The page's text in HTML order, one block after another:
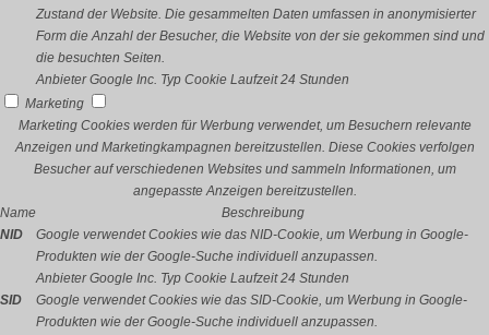
Zustand der Website. Die gesammelten Daten umfassen in anonymisierter
Form die Anzahl der Besucher, die Website von der sie gekommen sind und
die besuchten Seiten.
Anbieter Google Inc. Typ Cookie Laufzeit 24 Stunden
Marketing
Marketing Cookies werden für Werbung verwendet, um Besuchern relevante
Anzeigen und Marketingkampagnen bereitzustellen. Diese Cookies verfolgen
Besucher auf verschiedenen Websites und sammeln Informationen, um
angepasste Anzeigen bereitzustellen.
Name
Beschreibung
NID
Google verwendet Cookies wie das NID-Cookie, um Werbung in Google-
Produkten wie der Google-Suche individuell anzupassen.
Anbieter Google Inc. Typ Cookie Laufzeit 24 Stunden
SID
Google verwendet Cookies wie das SID-Cookie, um Werbung in Google-
Produkten wie der Google-Suche individuell anzupassen.